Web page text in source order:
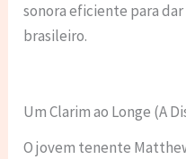
sonora eficiente para
brasileiro.
Um Clarim ao Longe (A
O jovem tenente